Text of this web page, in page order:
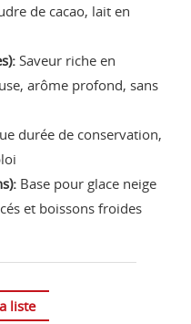
de cacao, lait en
Saveur riche en
arôme profond, sans
durée de conservation,
Base pour glace neige
et boissons froides
liste